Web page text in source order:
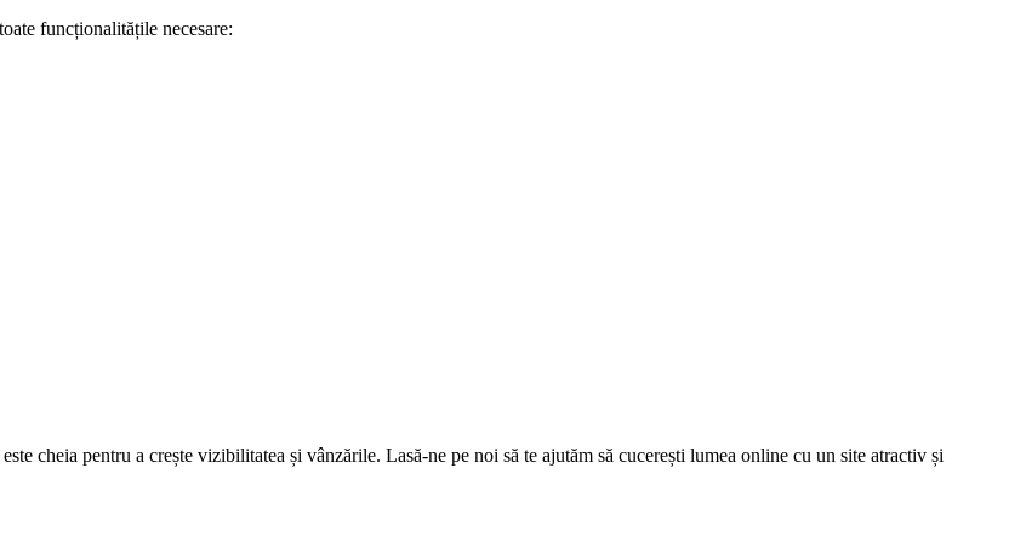
funcționalitățile necesare:
cheia pentru a crește vizibilitatea și vânzările. Lasă-ne pe noi să te ajutăm să cucerești lumea online cu un site atractiv și